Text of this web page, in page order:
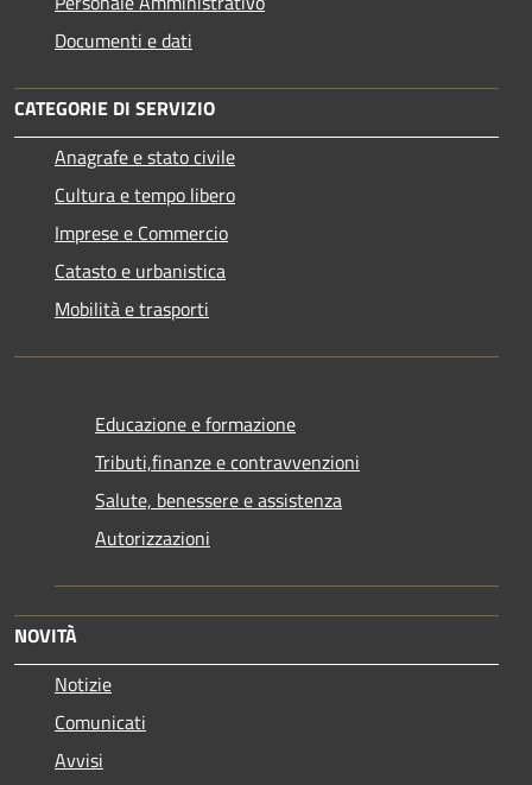
Documenti e dati
CATEGORIE DI SERVIZIO
Anagrafe e stato civile
Cultura e tempo libero
Imprese e Commercio
Catasto e urbanistica
Mobilità e trasporti
Educazione e formazione
Tributi,finanze e contravvenzioni
Salute, benessere e assistenza
Autorizzazioni
NOVITÀ
Notizie
Comunicati
Avvisi